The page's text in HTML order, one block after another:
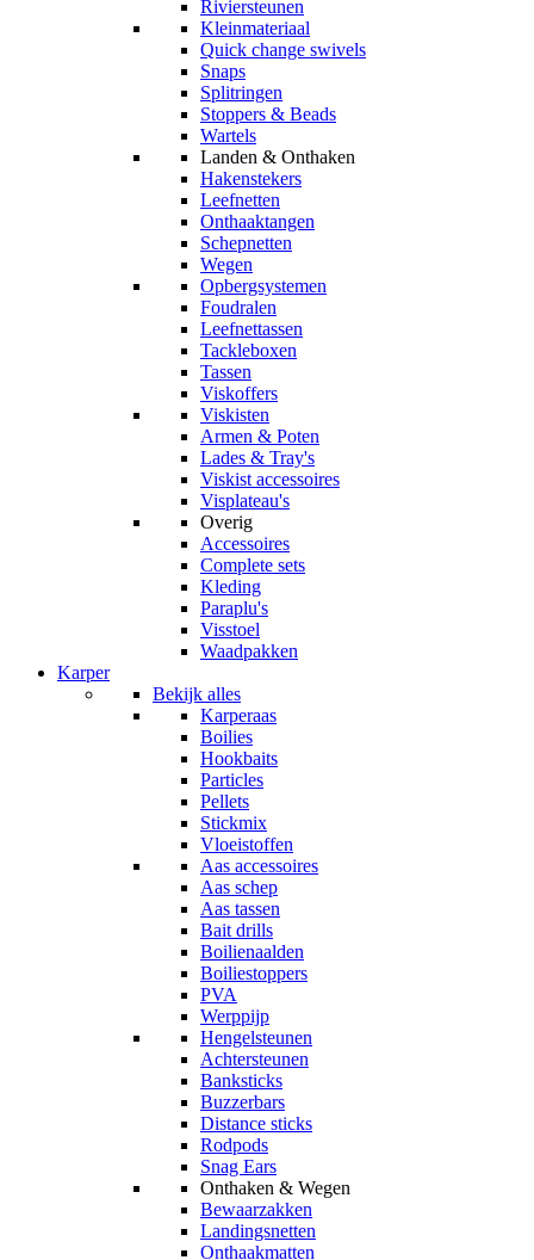
Riviersteunen
Kleinmateriaal
Quick change swivels
Snaps
Splitringen
Stoppers & Beads
Wartels
Landen & Onthaken
Hakenstekers
Leefnetten
Onthaaktangen
Schepnetten
Wegen
Opbergsystemen
Foudralen
Leefnettassen
Tackleboxen
Tassen
Viskoffers
Viskisten
Armen & Poten
Lades & Tray's
Viskist accessoires
Visplateau's
Overig
Accessoires
Complete sets
Kleding
Paraplu's
Visstoel
Waadpakken
Karper
Bekijk alles
Karperaas
Boilies
Hookbaits
Particles
Pellets
Stickmix
Vloeistoffen
Aas accessoires
Aas schep
Aas tassen
Bait drills
Boilienaalden
Boiliestoppers
PVA
Werppijp
Hengelsteunen
Achtersteunen
Banksticks
Buzzerbars
Distance sticks
Rodpods
Snag Ears
Onthaken & Wegen
Bewaarzakken
Landingsnetten
Onthaakmatten